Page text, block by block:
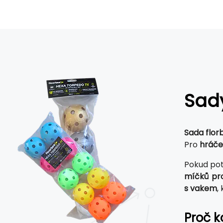
Sada
Pro hráče
Pokud
míčků
s vakem,
Proč